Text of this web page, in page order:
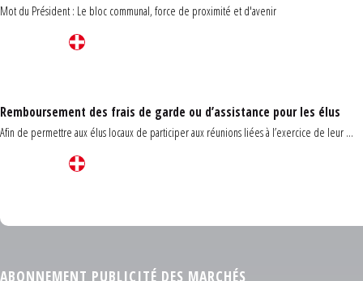
Mot du Président : Le bloc communal, force de proximité et d'avenir
Remboursement des frais de garde ou d’assistance pour les élus
Afin de permettre aux élus locaux de participer aux réunions liées à l’exercice de leur ...
ABONNEMENT PUBLICITÉ DES MARCHÉS